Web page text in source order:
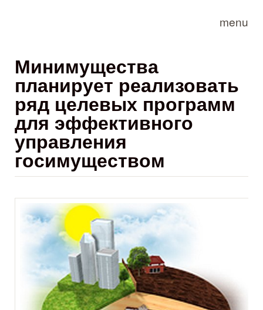
menu
Минимущества
планирует реализовать
ряд целевых программ
для эффективного
управления
госимуществом